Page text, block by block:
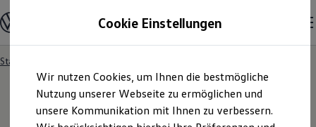
Hauptinhalt
springen
Footer
springen
Modelle & Konfigurator
Nutzfahrzeugkategorien entdecken
Modelle konfigurieren
Vorgängermodelle und Oldtimer
Vorgängermodelle
Oldtimer
Bulli Historie
Startseite
Cookie Einstellungen
Wir nutzen Cookies, um Ihnen die bestmögliche
Nutzung unserer Webseite zu ermöglichen und
unsere Kommunikation mit Ihnen zu verbessern.